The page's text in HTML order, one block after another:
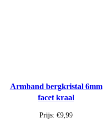
Armband bergkristal 6mm
facet kraal
Prijs: €9,99